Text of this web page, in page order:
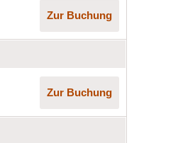
Zur Buchung
Zur Buchung